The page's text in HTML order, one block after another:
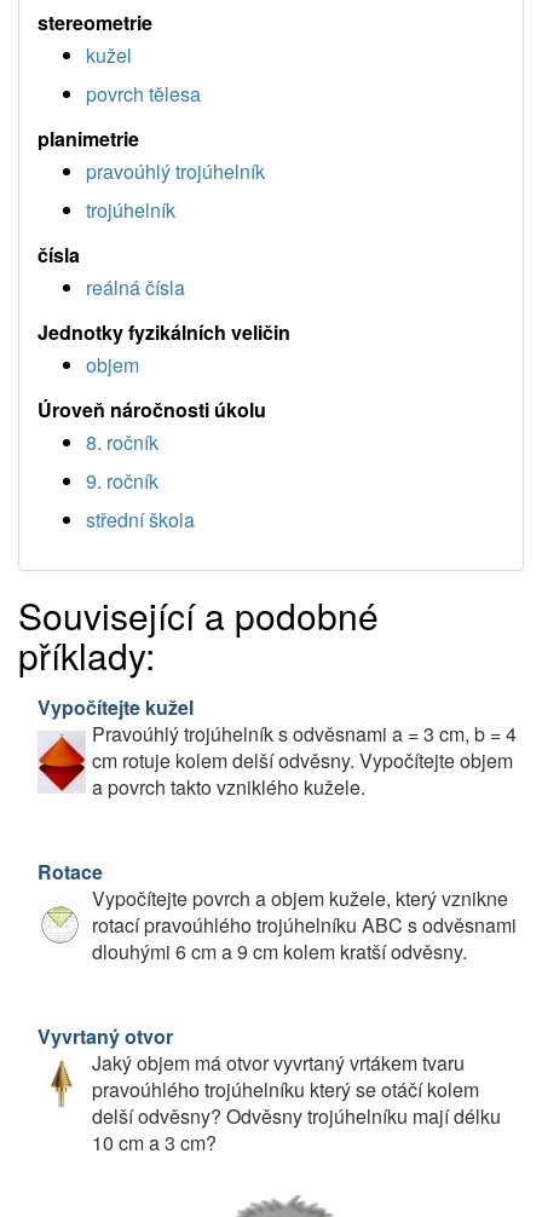
stereometrie
kužel
povrch tělesa
planimetrie
pravoúhlý trojúhelník
trojúhelník
čísla
reálná čísla
Jednotky fyzikálních veličin
objem
Úroveň náročnosti úkolu
8. ročník
9. ročník
střední škola
Související a podobné
příklady:
Vypočítejte kužel
Pravoúhlý trojúhelník s odvěsnami a = 3 cm, b = 4
cm rotuje kolem delší odvěsny. Vypočítejte objem
a povrch takto vzniklého kužele.
Rotace
Vypočítejte povrch a objem kužele, který vznikne
rotací pravoúhlého trojúhelníku ABC s odvěsnami
dlouhými 6 cm a 9 cm kolem kratší odvěsny.
Vyvrtaný otvor
Jaký objem má otvor vyvrtaný vrtákem tvaru
pravoúhlého trojúhelníku který se otáčí kolem
delší odvěsny? Odvěsny trojúhelníku mají délku
10 cm a 3 cm?